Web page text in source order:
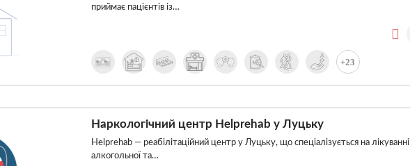
приймає пацієнтів із…
+23
Наркологічний центр Helprehab у Луцьку
Helprehab — реабілітаційний центр у Луцьку, що спеціалізується на лікуванні
алкогольної та…